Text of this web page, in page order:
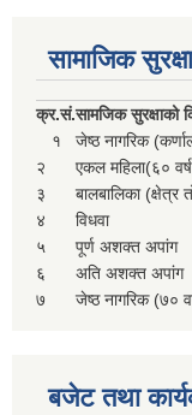
सामाजिक
क्र.सं.सामजिक सुरक्षाको
१
जेष्ठ नागरिक
२
एकल महिला(६०
३
बालबालिका (क्षेत्र
४
विधवा
५
पूर्ण अशक्त अपांग
६
अति अशक्त अपांग
७
जेष्ठ नागरिक (७०
बजेट तथा